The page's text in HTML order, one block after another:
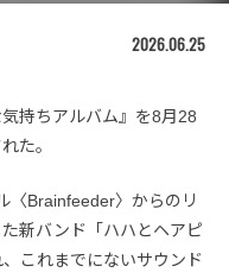
2026.06.25
持ちアルバム』を8月28
た。
〈Brainfeeder〉からのリ
新バンド「ハハとヘアピ
これまでにないサウンド